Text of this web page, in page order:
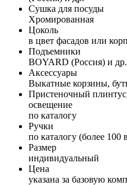
Сушка для посуды
Хромированная
Цоколь
в цвет фасадов или
Подъемники
BOYARD (Россия) и др.
Аксессуары
Выкатные корзины,
Пристеночный
освещение
по каталогу
Ручки
по каталогу (более 100
Размер
индивидуальный
Цена
указана за базовую